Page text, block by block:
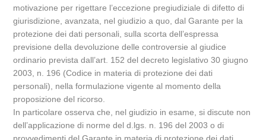
motivazione per rigettare l’eccezione pregiudiziale di difetto di
giurisdizione, avanzata, nel giudizio a quo, dal Garante per la
protezione dei dati personali, sulla scorta dell’espressa
previsione della devoluzione delle controversie al giudice
ordinario prevista dall’art. 152 del decreto legislativo 30 giugno
2003, n. 196 (Codice in materia di protezione dei dati
personali), nella formulazione vigente al momento della
proposizione del ricorso.
In particolare osserva che, nel giudizio in esame, si discute non
dell’applicazione di norme del d.lgs. n. 196 del 2003 o di